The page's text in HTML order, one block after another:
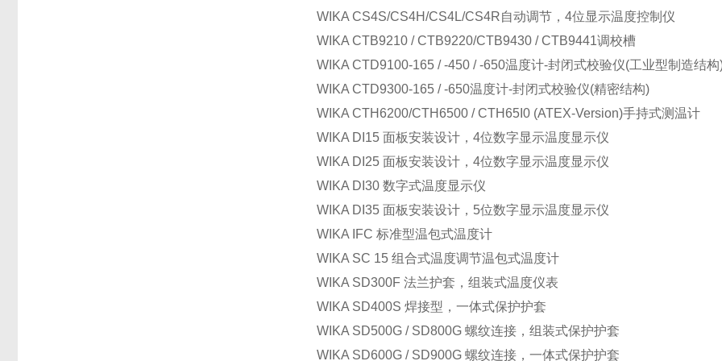
WIKA CS4S/CS4H/CS4L/CS4R自动调节，4位显示温度控制仪
WIKA CTB9210 / CTB9220/CTB9430 / CTB9441调校槽
WIKA CTD9100-165 / -450 / -650温度计-封闭式校验仪(工业型制造结构
WIKA CTD9300-165 / -650温度计-封闭式校验仪(精密结构)
WIKA CTH6200/CTH6500 / CTH65I0 (ATEX-Version)手持式测温计
WIKA DI15 面板安装设计，4位数字显示温度显示仪
WIKA DI25 面板安装设计，4位数字显示温度显示仪
WIKA DI30 数字式温度显示仪
WIKA DI35 面板安装设计，5位数字显示温度显示仪
WIKA IFC 标准型温包式温度计
WIKA SC 15 组合式温度调节温包式温度计
WIKA SD300F 法兰护套，组装式温度仪表
WIKA SD400S 焊接型，一体式保护护套
WIKA SD500G / SD800G 螺纹连接，组装式保护护套
WIKA SD600G / SD900G 螺纹连接，一体式保护护套